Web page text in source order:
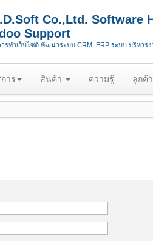
Co.,Ltd. Software
Support
รทำเว็บไซต์ พัฒนาระบบ CRM, ERP ระบบ บริหาร
าร สินค้า ความรู้ ลูกค้า